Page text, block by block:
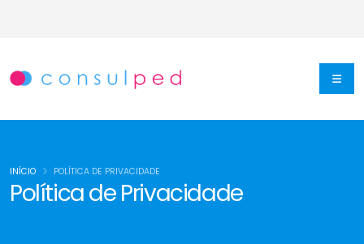
Política de Privacidade
INÍCIO POLÍTICA DE PRIVACIDADE